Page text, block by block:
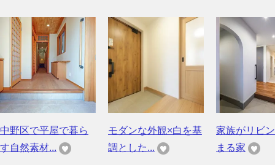
中野区で平屋で暮ら
す自然素材...
モダンな外観×白を基
調とした...
家族がリビ
まる家